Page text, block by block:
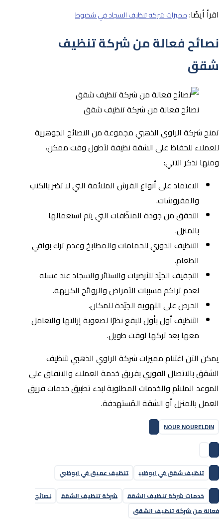
اقرأ أيضًا:مميزات شركة تنظيف السجاد في شخبوط
نصائح فعالة من شركة تنظيف
شقق
نصائح فعالة من شركة تنظيف شقق
تمنح شركة الراوي الذهبي مجموعة من النصائح الجوهرية
للعملاء للحفاظ على الشقة نظيفة لأطول وقت ممكن،
ومنها نذكر الآتي:
الاعتماد على أنواع الفرش الملائمة التي لا تضر بالكنب
والمفروشات.
التحقق من جودة المنظّفات التي يتم استعمالها
بالمنزل.
التنظيف الدوري للحمامات والمطابخ وعدم ترك بواقي
الطعام.
التجفيف الجيّد للأرضيات والستائر والسجاد عند غسله
لعدم تراكم مسببات الأمراض والروائح الكريهة.
الحرص على التهوية الجيّدة للمكان.
التنظيف أول بأول للبقع نظرًا لصعوبة إزالتها والتعامل
معها بعد تركها لوقت طويل.
يمكن الآن اغتنام مميزات شركة الراوي الذهبي لتنظيف
الشقق بالاتصال الفوري بفريق خدمة العملاء والاتفاق على
الموعد الملائم والخدمات المطلوبة لبدء تطبيق خدمات فريق
العمل بالمنزل أو الشقة المُستهدفة.
NOUR NOURELDIN
تنظيف شقق في ابوظبي
تنظيف عميق في ابوظبي
خدمات شركة تنظيف الشقق
شركة تنظيف الشقق
نصائح
فعالة من شركة تنظيف الشقق